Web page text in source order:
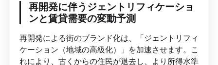
再開発に伴うジェントリフィケーショ
ンと賃貸需要の変動予測
再開発による街のブランド化は、「ジェントリフィ
ケーション（地域の高級化）」を加速させます。こ
れにより、古くからの住民が退去し、より所得水準